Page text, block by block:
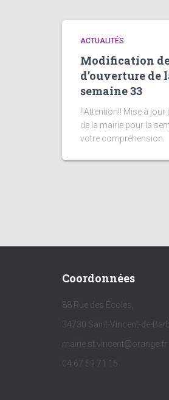
ACTUALITÉS
Modification
d’ouverture de
semaine 33
!!Attention!! Mise à jour
de la mairie pour la
votre compréhension.
Coordonnées
88 Rue des Écoles,
34730 Saint-Vincent-de-
mairie.st.vincent@orange.fr
04 67 59 71 15